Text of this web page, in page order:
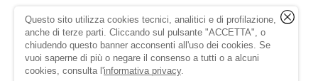
Questo sito utilizza cookies tecnici, analitici e di profilazione,
anche di terze parti. Cliccando sul pulsante "ACCETTA", o
chiudendo questo banner acconsenti all'uso dei cookies. Se
vuoi saperne di più o negare il consenso a tutti o a alcuni
cookies, consulta l'informativa privacy.